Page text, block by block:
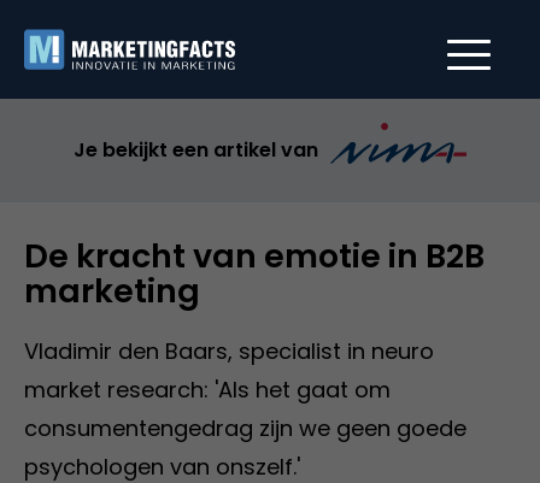
Je bekijkt een artikel van
De kracht van emotie in B2B
marketing
Vladimir den Baars, specialist in neuro
market research: 'Als het gaat om
consumentengedrag zijn we geen goede
psychologen van onszelf.'